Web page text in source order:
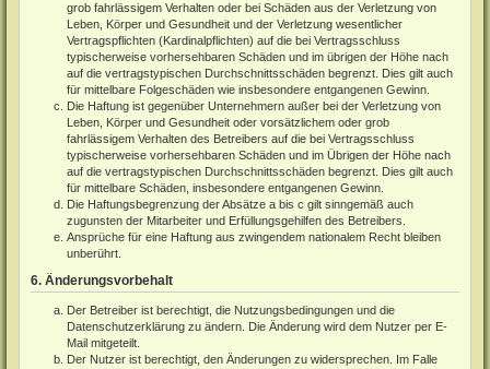
grob fahrlässigem Verhalten oder bei Schäden aus der Verletzung von
Leben, Körper und Gesundheit und der Verletzung wesentlicher
Vertragspflichten (Kardinalpflichten) auf die bei Vertragsschluss
typischerweise vorhersehbaren Schäden und im übrigen der Höhe nach
auf die vertragstypischen Durchschnittsschäden begrenzt. Dies gilt auch
für mittelbare Folgeschäden wie insbesondere entgangenen Gewinn.
Die Haftung ist gegenüber Unternehmern außer bei der Verletzung von
Leben, Körper und Gesundheit oder vorsätzlichem oder grob
fahrlässigem Verhalten des Betreibers auf die bei Vertragsschluss
typischerweise vorhersehbaren Schäden und im Übrigen der Höhe nach
auf die vertragstypischen Durchschnittsschäden begrenzt. Dies gilt auch
für mittelbare Schäden, insbesondere entgangenen Gewinn.
Die Haftungsbegrenzung der Absätze a bis c gilt sinngemäß auch
zugunsten der Mitarbeiter und Erfüllungsgehilfen des Betreibers.
Ansprüche für eine Haftung aus zwingendem nationalem Recht bleiben
unberührt.
6. Änderungsvorbehalt
Der Betreiber ist berechtigt, die Nutzungsbedingungen und die
Datenschutzerklärung zu ändern. Die Änderung wird dem Nutzer per E-
Mail mitgeteilt.
Der Nutzer ist berechtigt, den Änderungen zu widersprechen. Im Falle